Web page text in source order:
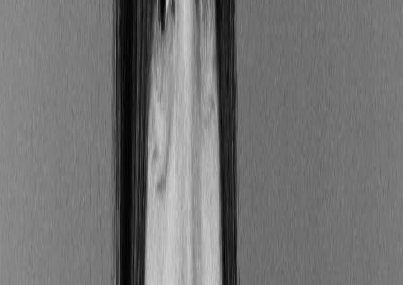
cadre du SFDR ?
Dans le cadre du SFDR, les PAI, ou « Principal
Adverse Impacts », font référence à des impacts
négatifs significatifs que les décisions
peuvent entraîner en matière
d'environnement, de social ou de gouvernance (e.g.
le financement d’une entreprise dont les émissions de
gaz à effet de serre ne cessent d'augmenter).
Ces impacts doivent être identifiés, mesurés et